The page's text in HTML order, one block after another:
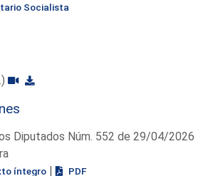
Socialista
Diputados Núm. 552 de 29/04/2026
íntegro | PDF